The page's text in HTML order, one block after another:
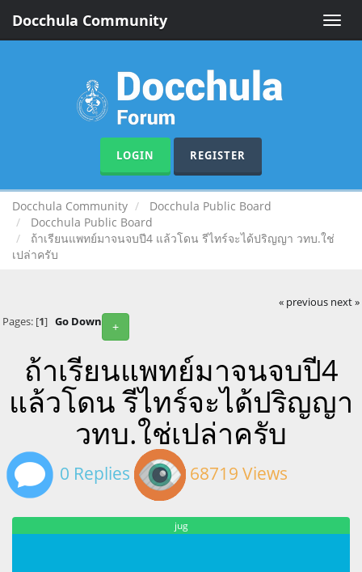
Toggle
Docchula Community
LOGIN REGISTER
Docchula Community
Docchula Public Board
Docchula Public Board
ถ้าเรียนแพทย์มาจนจบปี4 แล้วโดน รีไทร์จะได้ปริญญา วทบ.ใช่
เปล่าครับ
« previous next »
+
Pages: [1] Go Down
ถ้าเรียนแพทย์มาจนจบปี4
แล้วโดน รีไทร์จะได้ปริญญา
วทบ.ใช่เปล่าครับ
0 Replies 68719 Views
jug